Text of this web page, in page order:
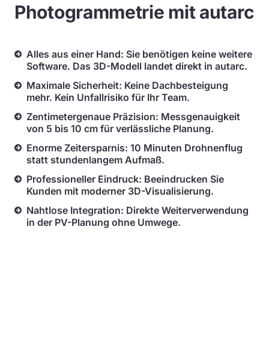
Photogrammetrie mit autarc
Alles aus einer Hand: Sie benötigen keine weitere
Software. Das 3D-Modell landet direkt in autarc.
Maximale Sicherheit: Keine Dachbesteigung
mehr. Kein Unfallrisiko für Ihr Team.
Zentimetergenaue Präzision: Messgenauigkeit
von 5 bis 10 cm für verlässliche Planung.
Enorme Zeitersparnis: 10 Minuten Drohnenflug
statt stundenlangem Aufmaß.
Professioneller Eindruck: Beeindrucken Sie
Kunden mit moderner 3D-Visualisierung.
Nahtlose Integration: Direkte Weiterverwendung
in der PV-Planung ohne Umwege.